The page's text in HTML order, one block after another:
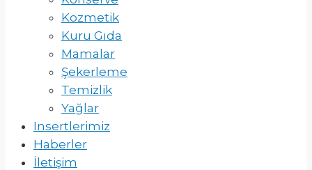
Kozmetik
Kuru Gıda
Mamalar
Şekerleme
Temizlik
Yağlar
Insertlerimiz
Haberler
İletişim